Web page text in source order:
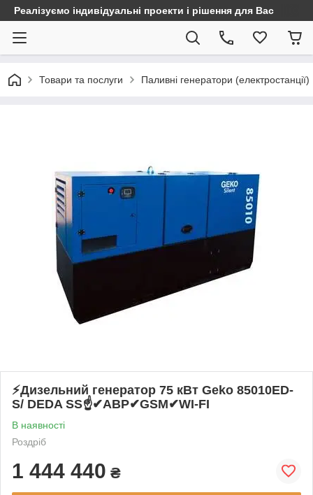
Реалізуємо індивідуальні проекти і рішення для Вас
Товари та послуги Паливні генератори (електростанції)
⚡️Дизельний генератор 75 кВт Geko 85010ED-
S/ DEDA SS☝✔АВР✔GSM✔WI-FI
В наявності
Роздріб
1 444 440 ₴